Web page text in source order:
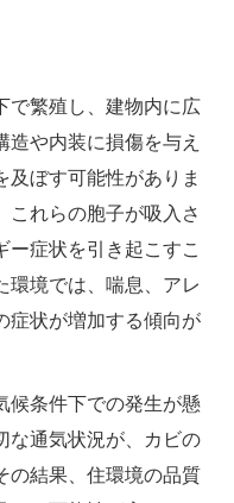
で繁殖し、建物内に広
造や内装に損傷を与え
及ぼす可能性がありま
これらの胞子が吸入さ
ー症状を引き起こすこ
環境では、喘息、アレ
症状が増加する傾向が
候条件下での発生が懸
な通気状況が、カビの
の結果、住環境の品質